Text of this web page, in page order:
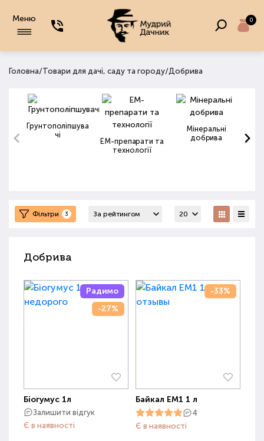
Меню 0
Головна/Товари для дачі, саду та городу/Добрива
Грунтополіпшува
чі
ЕМ-препарати та
технології
Мінеральні
добрива
Фільтри 3
Добрива
Радимо
-27%
Біогумус 1л
Залишити відгук
Є в наявності
-33%
Байкал ЕМ1 1 л
4
Є в наявності